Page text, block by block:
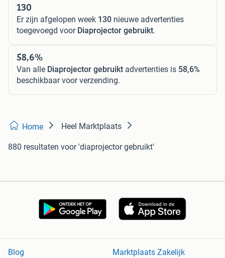
130
Er zijn afgelopen week 130 nieuwe advertenties
toegevoegd voor Diaprojector gebruikt.
58,6%
Van alle Diaprojector gebruikt advertenties is 58,6%
beschikbaar voor verzending.
Home Heel Marktplaats
880 resultaten voor 'diaprojector gebruikt'
Blog
Marktplaats Zakelijk